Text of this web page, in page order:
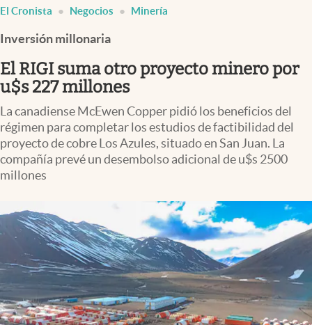
Uruguay
Finanzas y Mercados
Mercados Online
Negocios
Columnistas
Apertura
Infotechnology
Clima
Mundial 2026
Eventos Corporativos
El Cronista Studio
El Cronista Negocios Minería
Inversión millonaria
El RIGI suma otro proyecto minero por
u$s 227 millones
La canadiense McEwen Copper pidió los beneficios del
régimen para completar los estudios de factibilidad del
proyecto de cobre Los Azules, situado en San Juan. La
compañía prevé un desembolso adicional de u$s 2500
millones